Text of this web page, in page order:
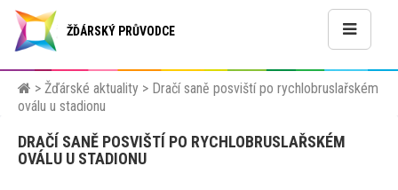
ŽĎÁRSKÝ PRŮVODCE
> Žďárské aktuality > Dračí saně posviští po rychlobruslařském
oválu u stadionu
DRAČÍ SANĚ POSVIŠTÍ PO RYCHLOBRUSLAŘSKÉM
OVÁLU U STADIONU